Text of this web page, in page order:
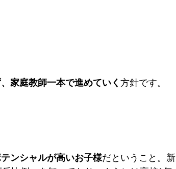
家庭教師一本で進めていく 方針です。
ンシャルが高いお子様だということ。新